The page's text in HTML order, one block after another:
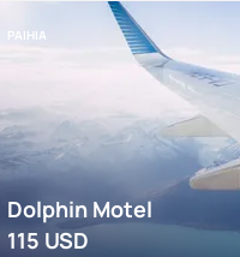
PAIHIA
Dolphin Motel
115 USD